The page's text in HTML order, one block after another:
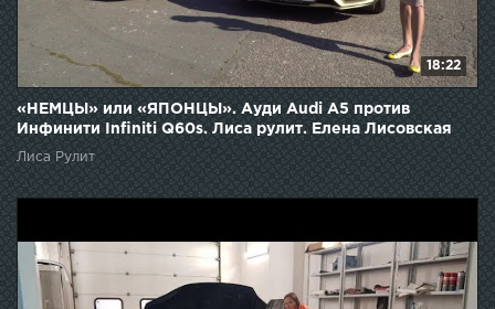
18:22
«НЕМЦЫ» или «ЯПОНЦЫ». Ауди Audi A5 против
Инфинити Infiniti Q60s. Лиса рулит. Елена Лисовская
Лиса Рулит